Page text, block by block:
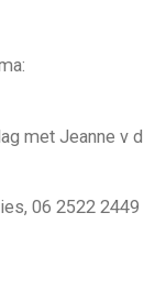
met Jeanne v d
06 2522 2449